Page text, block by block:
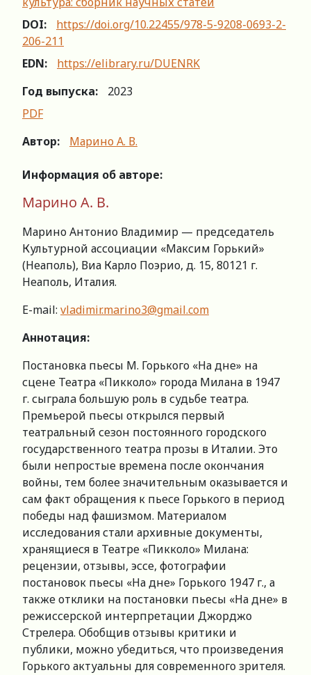
DOI:
https://doi.org/10.22455/978-5-9208-0693-2-
206-211
EDN:
https://elibrary.ru/DUENRK
Год выпуска:
2023
PDF
Автор:
Марино А. В.
Информация об авторе:
Марино А. В.
Марино Антонио Владимир — председатель
Культурной ассоциации «Максим Горький»
(Неаполь), Виа Карло Поэрио, д. 15, 80121 г.
Неаполь, Италия.
Е-mail: vladimir.marino3@gmail.com
Аннотация:
Постановка пьесы М. Горького «На дне» на
сцене Театра «Пикколо» города Милана в 1947
г. сыгралa большую роль в судьбе театра.
Премьерой пьесы открылся первый
театральный сезон постоянного городского
государственного театра прозы в Италии. Это
были непростые времена после окончания
войны, тем более значительным оказывается и
сам факт обращения к пьесе Горького в период
победы над фашизмом. Материалом
исследования стали архивные документы,
хранящиеся в Театре «Пикколо» Милана:
рецензии, отзывы, эссе, фотографии
постановок пьесы «На дне» Горького 1947 г., а
также отклики на постановки пьесы «На дне» в
режиссерской интерпретации Джорджо
Стрелера. Обобщив отзывы критики и
публики, можно убедиться, что произведения
Горького актуальны для современного зрителя.